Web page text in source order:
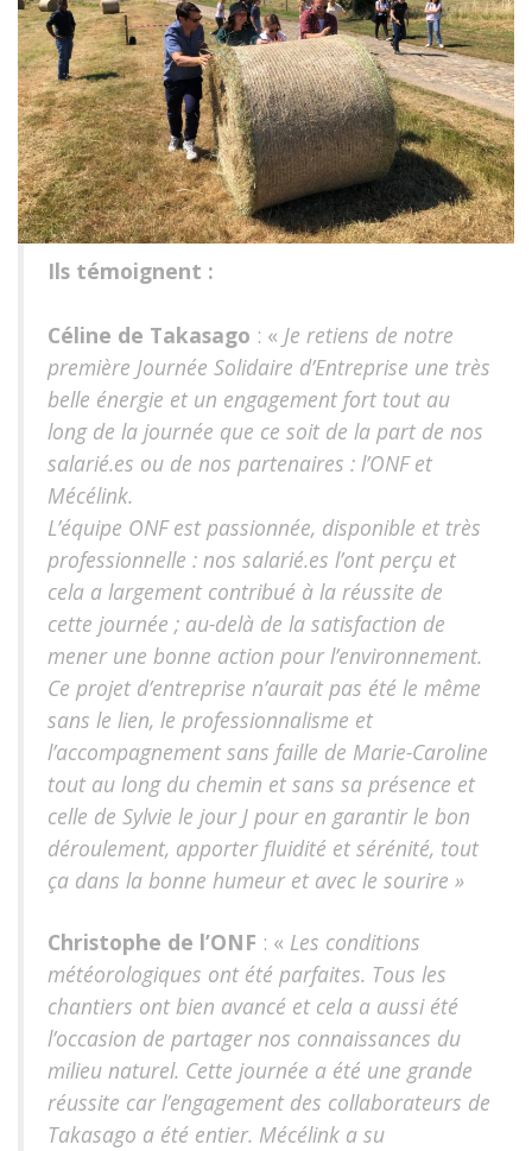
Ils témoignent :
Céline de Takasago : « Je retiens de notre
première Journée Solidaire d’Entreprise une très
belle énergie et un engagement fort tout au
long de la journée que ce soit de la part de nos
salarié.es ou de nos partenaires : l’ONF et
Mécélink.
L’équipe ONF est passionnée, disponible et très
professionnelle : nos salarié.es l’ont perçu et
cela a largement contribué à la réussite de
cette journée ; au-delà de la satisfaction de
mener une bonne action pour l’environnement.
Ce projet d’entreprise n’aurait pas été le même
sans le lien, le professionnalisme et
l’accompagnement sans faille de Marie-Caroline
tout au long du chemin et sans sa présence et
celle de Sylvie le jour J pour en garantir le bon
déroulement, apporter fluidité et sérénité, tout
ça dans la bonne humeur et avec le sourire »
Christophe de l’ONF : « Les conditions
météorologiques ont été parfaites. Tous les
chantiers ont bien avancé et cela a aussi été
l’occasion de partager nos connaissances du
milieu naturel. Cette journée a été une grande
réussite car l’engagement des collaborateurs de
Takasago a été entier. Mécélink a su